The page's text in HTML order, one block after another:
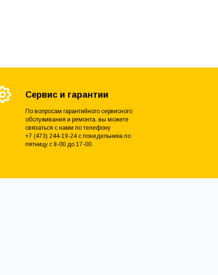
Сервис и гарантии
По вопросам гарантийного сервисного
обслуживания и ремонта, вы можете
связаться с нами по телефону
+7 (473) 244-19-24 с понедельника по
пятницу с 8-00 до 17-00.